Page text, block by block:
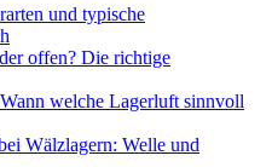
und typische
offen? Die richtige
welche Lagerluft sinnvoll
Wälzlagern: Welle und